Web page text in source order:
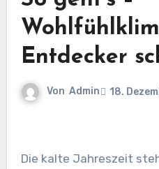
Entdecker
Von Admin 18.
Die kalte Jahreszeit steht vor der Tür, und mit